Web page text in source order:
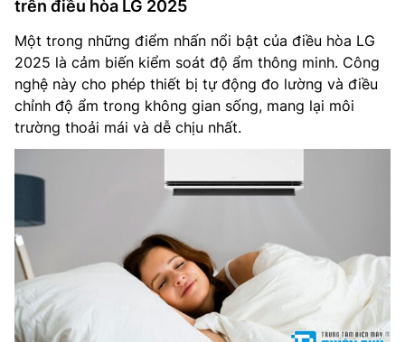
trên điều hòa LG 2025
Một trong những điểm nhấn nổi bật của điều hòa LG
2025 là cảm biến kiểm soát độ ẩm thông minh. Công
nghệ này cho phép thiết bị tự động đo lường và điều
chỉnh độ ẩm trong không gian sống, mang lại môi
trường thoải mái và dễ chịu nhất.